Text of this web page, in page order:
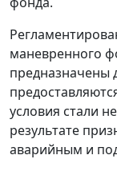
маневренного
предназначены
условия стали
результате
аварийным и